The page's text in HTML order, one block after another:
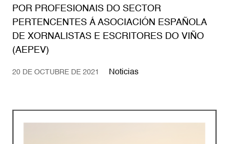
POR PROFESIONAIS DO SECTOR
PERTENCENTES Á ASOCIACIÓN ESPAÑOLA
DE XORNALISTAS E ESCRITORES DO VIÑO
(AEPEV)
20 DE OCTUBRE DE 2021 Noticias